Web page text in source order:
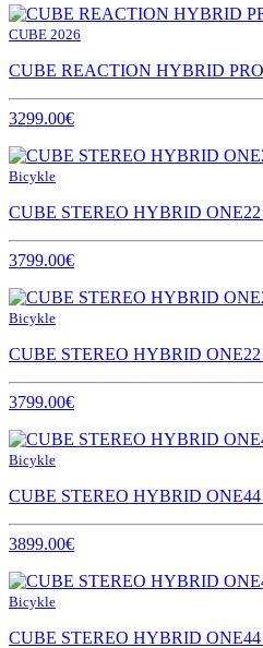
CUBE 2026
CUBE REACTION HYBRID
3299.00€
Bicykle
CUBE STEREO HYBRID ONE22
3799.00€
Bicykle
CUBE STEREO HYBRID ONE22
3799.00€
Bicykle
CUBE STEREO HYBRID ONE44
3899.00€
Bicykle
CUBE STEREO HYBRID